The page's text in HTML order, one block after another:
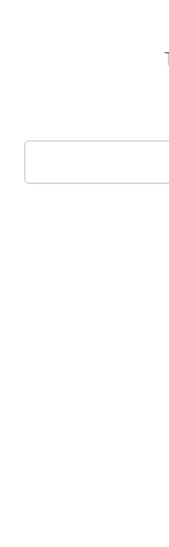
Пошук: